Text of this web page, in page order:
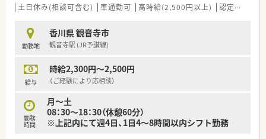
土日休み(相談可含む) 車通勤可 高時給(2,500円以上) 認定薬剤師取得支援あり
勤務地
香川県 観音寺市
観音寺駅 (JR予讃線)
給与
時給2,300円～2,500円
（ご経験により応相談）
勤務
時間
月～土
08：30～18：30（休憩60分）
※上記内にて週4日、1日4～8時間以内シフト勤務